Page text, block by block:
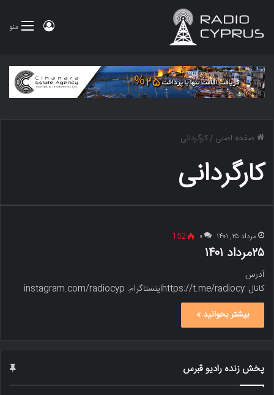
منو ورود
صفحه اصلی /کارگردانی
کارگردانی
مرداد ۲۵, ۱۴۰۱ ۰ 152
۲۵مرداد ۱۴۰۱
آدرس
کانال: https://t.me/radiocyاینستاگرام: instagram.com/radiocyp
بیشتر بخوانید »
پخش زنده رادیو قبرس